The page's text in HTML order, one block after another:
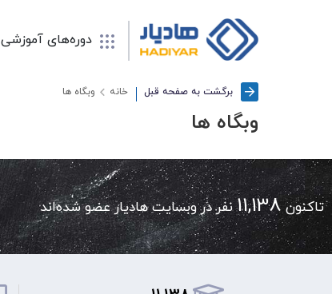
دوره‌های آموزشی
برگشت به صفحه قبل خانه وبگاه ها
وبگاه ها
تاکنون11,138نفر در وبسایت هادیار عضو شده‌اند